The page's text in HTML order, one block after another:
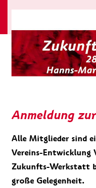
Anmeldung
Alle Mitglieder sind
Vereins-Entwicklung
Zukunfts-Werkstatt
große Gelegenheit.